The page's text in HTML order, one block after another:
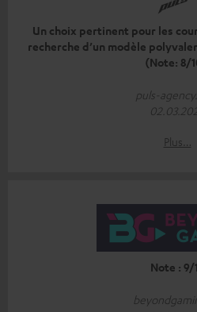
Un choix pertinent pour les
recherche d’un modèle
(Note: 8/
puls-
Plus…
Note : 9/